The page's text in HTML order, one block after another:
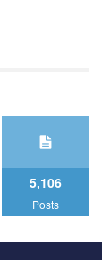
під
of
our plan
5,106
Posts